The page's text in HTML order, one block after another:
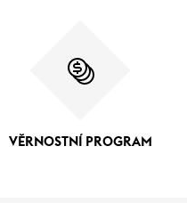
VĚRNOSTNÍ PROGRAM